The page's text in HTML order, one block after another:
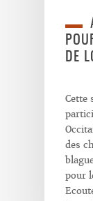
DE
Cette
des
pour